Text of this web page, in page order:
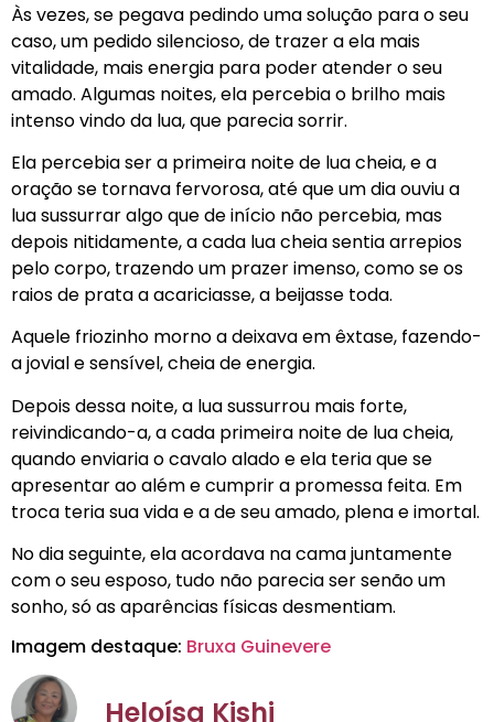
Às vezes, se pegava pedindo uma solução para o seu
caso, um pedido silencioso, de trazer a ela mais
vitalidade, mais energia para poder atender o seu
amado. Algumas noites, ela percebia o brilho mais
intenso vindo da lua, que parecia sorrir.
Ela percebia ser a primeira noite de lua cheia, e a
oração se tornava fervorosa, até que um dia ouviu a
lua sussurrar algo que de início não percebia, mas
depois nitidamente, a cada lua cheia sentia arrepios
pelo corpo, trazendo um prazer imenso, como se os
raios de prata a acariciasse, a beijasse toda.
Aquele friozinho morno a deixava em êxtase, fazendo-
a jovial e sensível, cheia de energia.
Depois dessa noite, a lua sussurrou mais forte,
reivindicando-a, a cada primeira noite de lua cheia,
quando enviaria o cavalo alado e ela teria que se
apresentar ao além e cumprir a promessa feita. Em
troca teria sua vida e a de seu amado, plena e imortal.
No dia seguinte, ela acordava na cama juntamente
com o seu esposo, tudo não parecia ser senão um
sonho, só as aparências físicas desmentiam.
Imagem destaque: Bruxa Guinevere
Heloísa Kishi